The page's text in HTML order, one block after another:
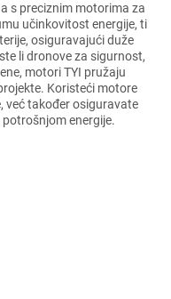
s preciznim motorima za
učinkovitost energije, ti
osiguravajući duže
li dronove za sigurnost,
motori TYI pružaju
Koristeći motore
već također osiguravate
energije.